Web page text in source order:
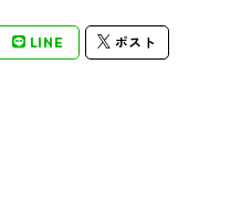
LINE ポスト